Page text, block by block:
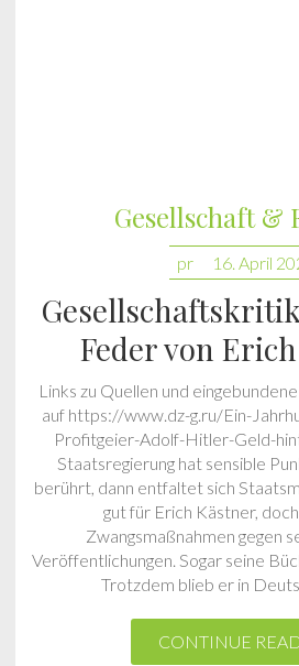
Gesellschaft &
pr 16. April
Feder von
Links zu Quellen und
auf https://www.dz-g.ru/Ein-
Profitgeier-Adolf-Hitler-Geld-
Staatsregierung hat sensible
berührt, dann entfaltet sich
gut für Erich Kästner,
Zwangsmaßnahmen gegen
Veröffentlichungen. Sogar seine
Trotzdem blieb er in
CONTINUE